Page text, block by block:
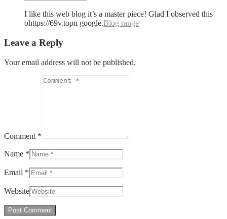
I like this web blog it’s a master piece! Glad I observed this
ohttps://69v.topn google.Blog range
Leave a Reply
Your email address will not be published.
Comment *
Name *
Email *
Website